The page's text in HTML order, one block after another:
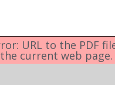
URL to the PDF
current web page.